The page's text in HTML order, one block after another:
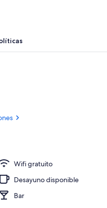
Wifi gratuito
Desayuno disponible
Bar